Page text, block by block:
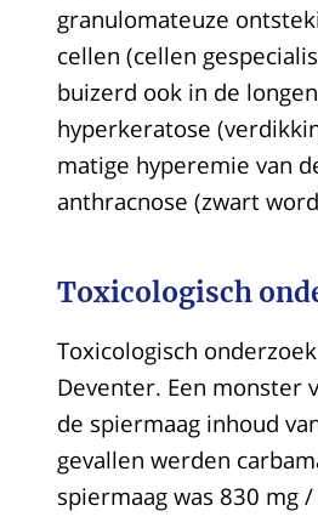
granulomateuze
cellen (cellen
buizerd ook in de
hyperkeratose
matige hyperemie van
anthracnose (zwart
Toxicologisch
Toxicologisch
Deventer. Een monster
de spiermaag inhoud
gevallen werden
spiermaag was 830 mg